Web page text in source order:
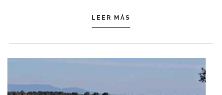
LEER MÁS